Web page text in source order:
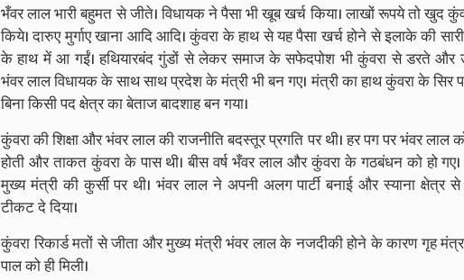
भँवर लाल भारी बहुमत से जीते। विधायक ने पैसा भी खूब खर्च किया। लाखों रूपये तो खुद
किये। दारुए मुर्गाए खाना आदि आदि। कुंवरा के हाथ से यह पैसा खर्च होने से इलाके की
के हाथ में आ गईं। हथियारबंद गुंडों से लेकर समाज के सफेदपोश भी कुंवरा से डरते और
भंवर लाल विधायक के साथ साथ प्रदेश के मंत्री भी बन गए। मंत्री का हाथ कुंवरा के सिर
बिना किसी पद क्षेत्र का बेताज बादशाह बन गया।
कुंवरा की शिक्षा और भंवर लाल की राजनीति बदस्तूर प्रगति पर थी। हर पग पर भंवर
होती और ताकत कुंवरा के पास थी। बीस वर्ष भँवर लाल और कुंवरा के गठबंधन को हो
मुख्य मंत्री की कुर्सी पर थी। भंवर लाल ने अपनी अलग पार्टी बनाई और स्याना क्षेत्र
टीकट दे दिया।
कुंवरा रिकार्ड मतों से जीता और मुख्य मंत्री भंवर लाल के नजदीकी होने के कारण गृह
पाल को ही मिली।